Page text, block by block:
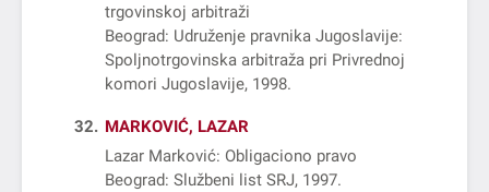
trgovinskoj arbitraži
Beograd: Udruženje pravnika Jugoslavije:
Spoljnotrgovinska arbitraža pri Privrednoj
komori Jugoslavije, 1998
32
MARKOVIĆ, LAZAR
Lazar Marković: Obligaciono pravo
Beograd: Službeni list SRJ, 1997